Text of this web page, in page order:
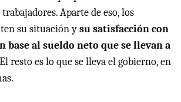
Aparte de eso, los
su situación ysu satisfacción con
base al sueldo neto que se llevan a
resto es lo que se lleva el gobierno, en